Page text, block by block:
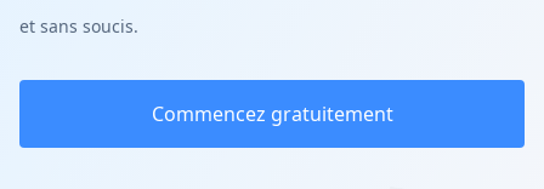
et sans soucis.
Commencez gratuitement